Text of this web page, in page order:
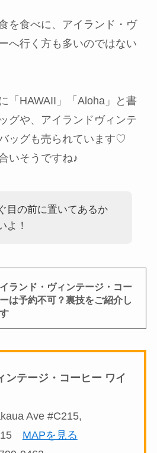
を食べに、アイランド・ヴ
へ行く方も多いのではない
「HAWAII」「Aloha」と書
グや、アイランドヴィンテ
ッグも売られています♡
いそうですね♪
目の前に置いてあるか
よ！
ランド・ヴィンテージ・コー
は予約不可？裏技をご紹介し
ンテージ・コーヒー ワイ
Ave #C215,
MAPを見る